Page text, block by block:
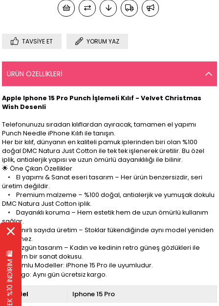
TAVSIYE ET YORUM YAZ
ÜRÜN ÖZELLIKLERI
Apple Iphone 15 Pro Punch İşlemeli Kılıf - Velvet Christmas
Wish Desenli
Telefonunuzu sıradan kılıflardan ayıracak, tamamen el yapımı
Punch Needle iPhone Kılıfı ile tanışın.
Her bir kılıf, dünyanın en kaliteli pamuk iplerinden biri olan %100
doğal DMC Natura Just Cotton ile tek tek işlenerek üretilir. Bu özel
iplik, antialerjik yapısı ve uzun ömürlü dayanıklılığı ile bilinir.
🌟 Öne Çıkan Özellikler
• El yapımı & Sanat eseri tasarım – Her ürün benzersizdir, seri
üretim değildir.
• Premium malzeme – %100 doğal, antialerjik ve yumuşak dokulu
DMC Natura Just Cotton iplik.
• Dayanıklı koruma – Hem estetik hem de uzun ömürlü kullanım
sağlar.
• Sınırlı sayıda üretim – Stoklar tükendiğinde aynı model yeniden
üretilmez.
• Özgün tasarım – Kadın ve kedinin retro güneş gözlükleri ile
modern bir sanat dokusu.
📏 Uyumlu Modeller: iPhone 15 Pro ile uyumludur.
📦 Kargo: Aynı gün ücretsiz kargo.
Model Iphone 15 Pro
EK %10 İNDİRİM 🛍️